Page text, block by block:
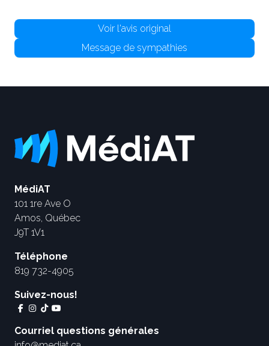
Voir l'avis original
Message de sympathies
MédiAT
101 1re Ave O
Amos, Québec
J9T 1V1
Téléphone
819 732-4905
Suivez-nous!
Courriel questions générales